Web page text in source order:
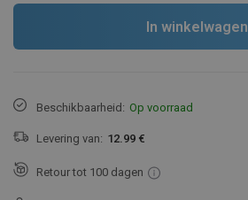
In winkelwagen
Beschikbaarheid: Op voorraad
Levering van: 12.99 €
Retour tot 100 dagen